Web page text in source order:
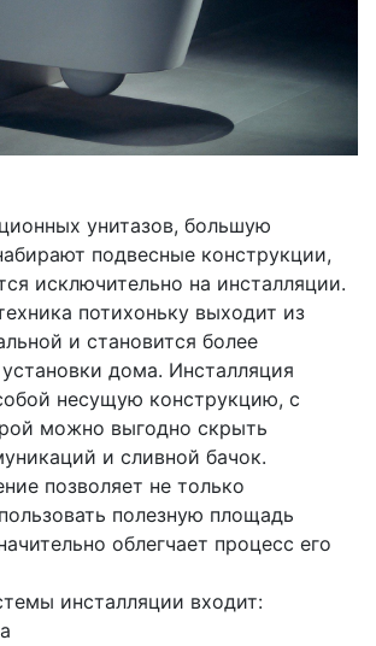
унитазов, большую
подвесные конструкции,
исключительно на инсталляции.
потихоньку выходит из
и становится более
дома. Инсталляция
несущую конструкцию, с
можно выгодно скрыть
и сливной бачок.
позволяет не только
полезную площадь
облегчает процесс его
инсталляции входит: